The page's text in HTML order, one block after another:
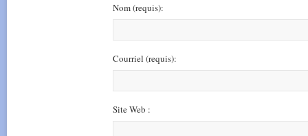
Nom(requis):
Courriel (requis):
Site Web :